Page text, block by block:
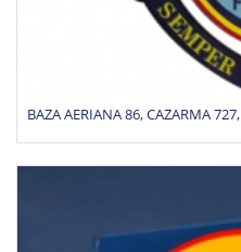
BAZA AERIANA 86, CAZARMA